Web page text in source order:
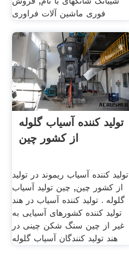
فوری ماشین آلات فراوری
تولید کننده آسیاب گلوله
از کشور چین
تولید کننده آسیاب ریموند در تولید
از کشور چین, چین تولید آسیاب
گلوله . تولید کننده آسیاب در هند
تولید کننده کشورهای آسیایی به
غیر از چین سنگ شکن چینی در
هند تولید کنندگان آسیاب گلوله